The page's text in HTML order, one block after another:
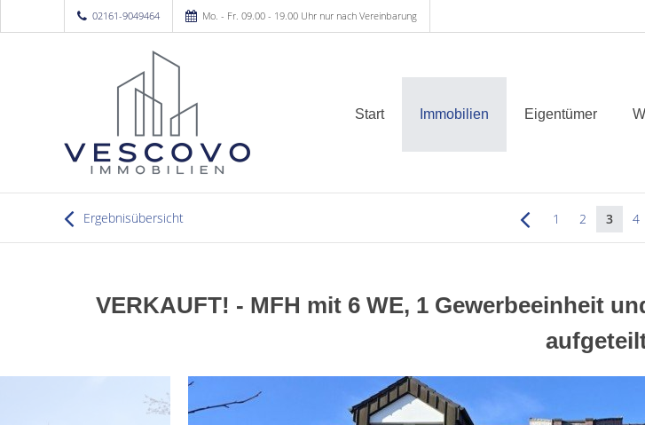
02161-9049464 Mo. - Fr. 09.00 - 19.00 Uhr nur nach Vereinbarung
Start Immobilien Eigentümer
Ergebnisübersicht 1 2 3 4
VERKAUFT! - MFH mit 6 WE, 1 Gewerbeeinheit